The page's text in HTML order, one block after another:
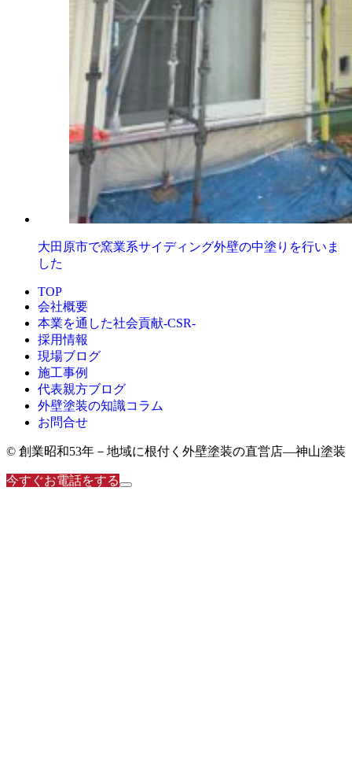
大田原市で窯業系サイディング外壁の中塗りを行いま
した
TOP
会社概要
本業を通した社会貢献-CSR-
採用情報
現場ブログ
施工事例
代表親方ブログ
外壁塗装の知識コラム
お問合せ
© 創業昭和53年－地域に根付く外壁塗装の直営店―神山塗装
今すぐお電話をする